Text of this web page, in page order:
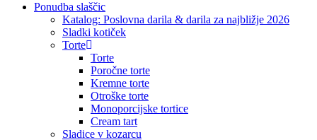
Ponudba slaščic
Katalog: Poslovna darila & darila za najbližje 2026
Sladki kotiček
Torte
Torte
Poročne torte
Kremne torte
Otroške torte
Monoporcijske tortice
Cream tart
Sladice v kozarcu